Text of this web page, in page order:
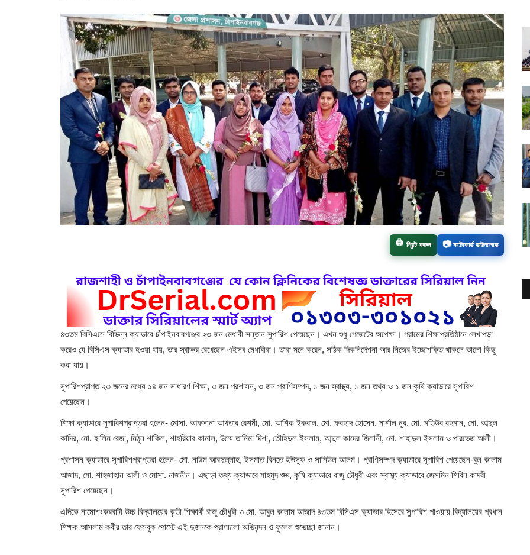
🖨️ প্রিন্ট করুন 📷ফটোকার্ড ডাউনলোড
৪৩তম বিসিএসে বিভিন্ন ক্যাডারে চাঁপাইনবাবগঞ্জের ২৩ জন মেধাবী সন্তান সুপারিশ পেয়েছেন। এখন শুধু গেজেটের অপেক্ষা। গ্রামের শিক্ষাপ্রতিষ্ঠানে লেখাপড়া
করেও যে বিসিএস ক্যাডার হওয়া যায়, তার স্বাক্ষর রেখেছেন এইসব মেধাবীরা। তারা মনে করেন, সঠিক দিকনির্দেশনা আর নিজের ইচ্ছেশক্তি থাকলে ভালো কিছু
করা যায়।
সুপারিশপ্রাপ্ত ২৩ জনের মধ্যে ১৪ জন সাধারণ শিক্ষা, ৩ জন প্রশাসন, ৩ জন প্রাণিসম্পদ, ১ জন স্বাস্থ্য, ১ জন তথ্য ও ১ জন কৃষি ক্যাডারে সুপারিশ
পেয়েছেন।
শিক্ষা ক্যাডারে সুপারিশপ্রাপ্তরা হলেন- মোসা. আফসানা আখতার রেশমী, মো. আশিক ইকবাল, মো. ফরহাদ হোসেন, মার্শাল নূর, মো. মতিউর রহমান, মো. আব্দুল
কাদির, মো. হালিম রেজা, মিঠুন শাকিল, শাহরিয়ার কামাল, উম্মে তামিমা দিশা, তৌহিদুল ইসলাম, আব্দুল কাদের জিলানী, মো. শাহাদুল ইসলাম ও পারভেজ আলী।
প্রশাসন ক্যাডারে সুপারিশপ্রাপ্তরা হলেন- মো. নাঈম আবদুল্লাহ, ইসমাত বিনতে ইউসুফ ও সামিউল আলম। প্রাণিসম্পদ ক্যাডারে সুপারিশ পেয়েছেন-বুল কালাম
আজাদ, মো. শাহজাহান আলী ও মোসা. নাজনীন। এছাড়া তথ্য ক্যাডারে মাহমুদ শুভ, কৃষি ক্যাডারে রাজু চৌধুরী এবং স্বাস্থ্য ক্যাডারে জেসমিন শিরিন কাদরী
সুপারিশ পেয়েছেন।
এদিকে নামোশংকরবাটী উচ্চ বিদ্যালয়ের কৃতী শিক্ষার্থী রাজু চৌধুরী ও মো. আবুল কালাম আজাদ ৪৩তম বিসিএস ক্যাডার হিসেবে সুপারিশ পাওয়ায় বিদ্যালয়ের প্রধান
শিক্ষক আসলাম কবীর তার ফেসবুক পোস্টে এই দুজনকে প্রাণঢালা অভিনন্দন ও ফুলেল শুভেচ্ছা জানান।